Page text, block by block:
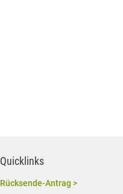
Quicklinks
Rücksende-Antrag >